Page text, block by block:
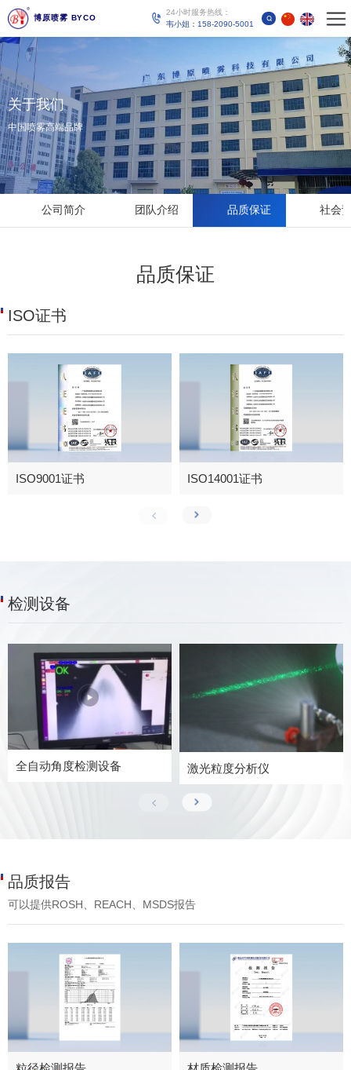
博原喷雾 BYCO
24小时服务热线：
韦小姐：158-2090-5001
关于我们
中国喷雾高端品牌
公司简介 团队介绍 品质保证 社会
品质保证
ISO证书
ISO9001证书 ISO14001证书
检测设备
全自动角度检测设备 激光粒度分析仪
品质报告
可以提供ROSH、REACH、MSDS报告